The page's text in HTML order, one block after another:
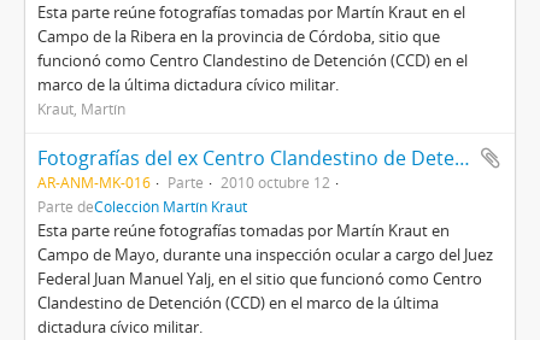
Esta parte reúne fotografías tomadas por Martín Kraut en el
Campo de la Ribera en la provincia de Córdoba, sitio que
funcionó como Centro Clandestino de Detención (CCD) en el
marco de la última dictadura cívico militar.
Kraut, Martín
Fotografías del ex Centro Clandestino de Detención (CCD) Campo de Mayo
AR-ANM-MK-016 Parte
2010 octubre 12
Parte deColección Martín Kraut
Esta parte reúne fotografías tomadas por Martín Kraut en
Campo de Mayo, durante una inspección ocular a cargo del Juez
Federal Juan Manuel Yalj, en el sitio que funcionó como Centro
Clandestino de Detención (CCD) en el marco de la última
dictadura cívico militar.